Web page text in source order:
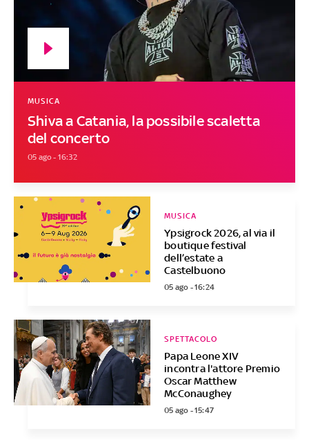
Shiva a Catania, la possibile scaletta
del concerto
MUSICA
05 ago - 16:32
Ypsigrock 2026, al via il
boutique festival
dell’estate a
Castelbuono
MUSICA
05 ago - 16:24
Papa Leone XIV
incontra l'attore Premio
Oscar Matthew
McConaughey
SPETTACOLO
05 ago - 15:47